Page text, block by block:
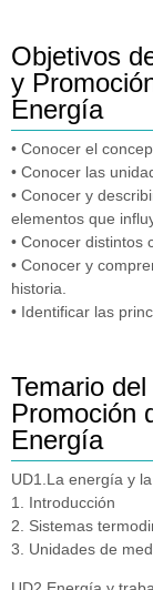
Objetivos
y
Energía
• Conocer el
• Conocer las
• Conocer y
elementos que
• Conocer distintos
• Conocer y
historia.
• Identificar las
Temario
Promoción
Energía
UD1.La energía y
1. Introducción
2. Sistemas
3. Unidades de